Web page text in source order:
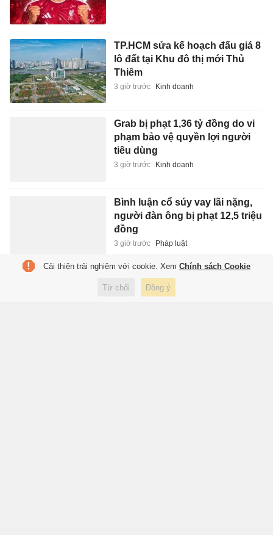
TP.HCM sửa kế hoạch đấu giá 8
lô đất tại Khu đô thị mới Thủ
Thiêm
3 giờ trước Kinh doanh
Grab bị phạt 1,36 tỷ đồng do vi
phạm bảo vệ quyền lợi người
tiêu dùng
3 giờ trước Kinh doanh
Bình luận cổ súy vay lãi nặng,
người đàn ông bị phạt 12,5 triệu
đồng
3 giờ trước Pháp luật
Dùng hồ sơ vay đáo hạn ngân
hàng giả chiếm đoạt hơn 7 tỷ
Cải thiện trải nghiệm với cookie. Xem Chính sách Cookie
Từ chối Đồng ý